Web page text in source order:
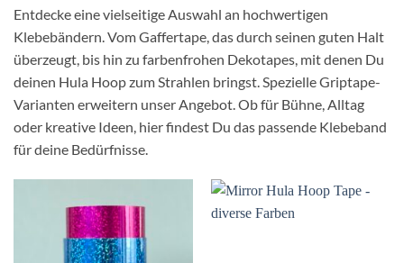
Entdecke eine vielseitige Auswahl an hochwertigen
Klebebändern. Vom Gaffertape, das durch seinen guten Halt
überzeugt, bis hin zu farbenfrohen Dekotapes, mit denen Du
deinen Hula Hoop zum Strahlen bringst. Spezielle Griptape-
Varianten erweitern unser Angebot. Ob für Bühne, Alltag
oder kreative Ideen, hier findest Du das passende Klebeband
für deine Bedürfnisse.